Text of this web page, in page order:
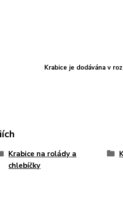
Krabice je dodávána v
Krabice na rolády a
chlebíčky